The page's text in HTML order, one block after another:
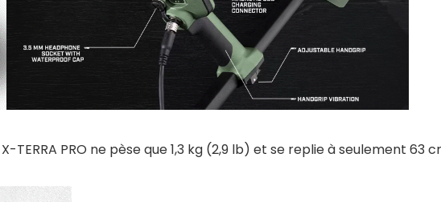
TERRA PRO ne pèse que 1,3 kg (2,9 lb) et se replie à seulement